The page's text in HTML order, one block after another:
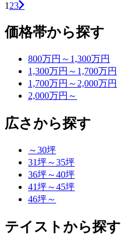
1 23
価格帯から探す
800万円～1,300万円
1,300万円～1,700万円
1,700万円～2,000万円
2,000万円～
広さから探す
～30坪
31坪～35坪
36坪～40坪
41坪～45坪
46坪～
テイストから探す